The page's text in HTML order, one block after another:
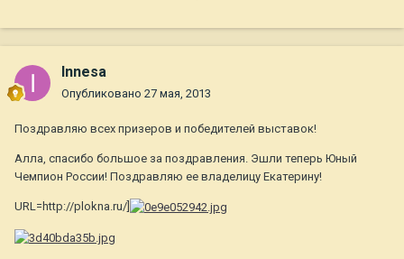
Innesa
Опубликовано 27 мая, 2013
Поздравляю всех призеров и победителей выставок!
Алла, спасибо большое за поздравления. Эшли теперь Юный
Чемпион России! Поздравляю ее владелицу Екатерину!
URL=http://plokna.ru/]